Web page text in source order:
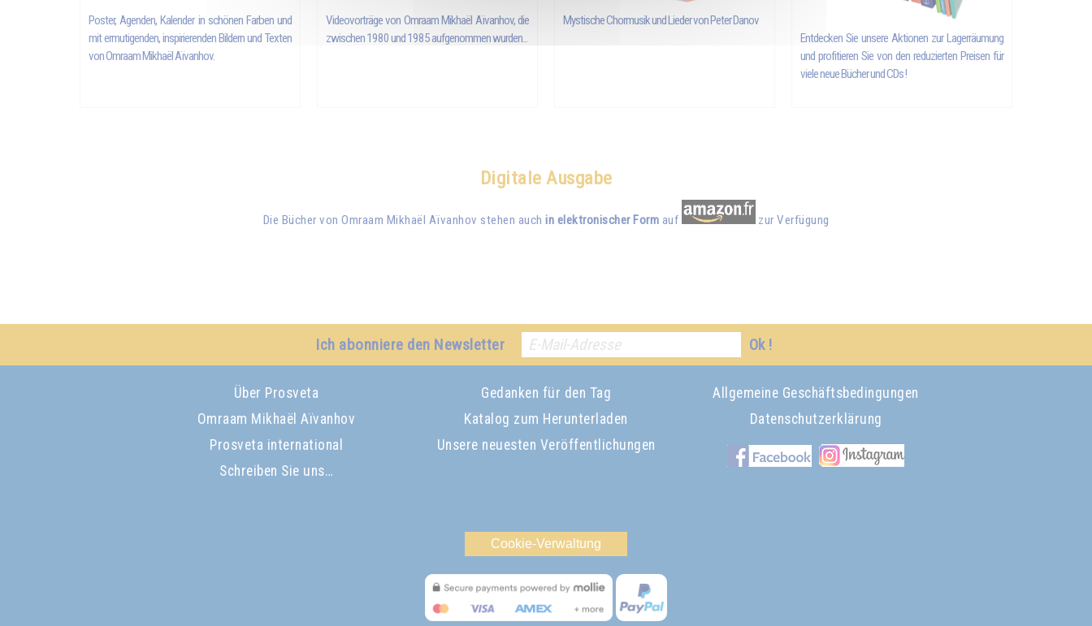
Poster, Agenden, Kalender in schönen Farben und
mit ermutigenden, inspirierenden Bildern und Texten
vonOmraam Mikhaël Aïvanhov.
Videovorträge von Omraam Mikhaël Aïvanhov, die
zwischen 1980 und 1985 aufgenommen wurden...
Mystische Chormusik und Lieder von Peter Danov
Entdecken Sie unsere Aktionen zur Lagerräumung
und profitieren Sie von den reduzierten Preisen für
viele neue Bücher und CDs !
Digitale Ausgabe
Die Bücher von Omraam Mikhaël Aïvanhov stehen auch in elektronischer Form auf zur Verfügung
Ich abonniere den Newsletter Ok !
Über Prosveta
Omraam Mikhaël Aïvanhov
Prosveta international
Schreiben Sie uns…
Gedanken für den Tag
Katalog zum Herunterladen
Unsere neuesten Veröffentlichungen
Allgemeine Geschäftsbedingungen
Datenschutzerklärung
Cookie-Verwaltung